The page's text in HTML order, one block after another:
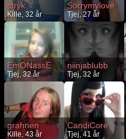
stryk
Kille, 32 år
Sorrymylove
Tjej, 27 år
EmONassE
Tjej, 32 år
niinjablubb
Tjej, 32 år
grahnen
Kille, 43 år
CandiCore
Tjej, 41 år